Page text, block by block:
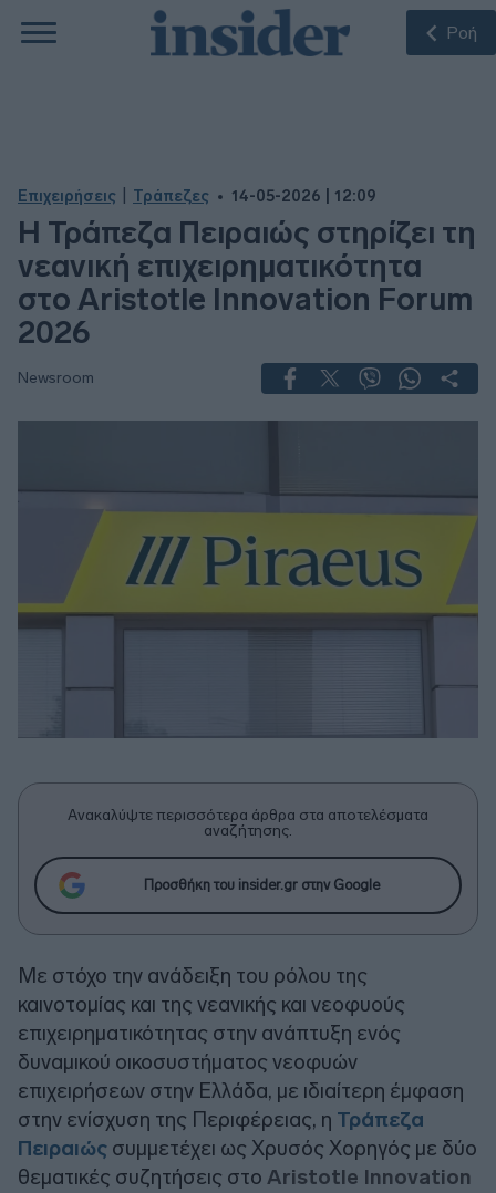
Ροή
Επιχειρήσεις Τράπεζες 14-05-2026 | 12:09
Η Τράπεζα Πειραιώς στηρίζει τη
νεανική επιχειρηματικότητα
στο Aristotle Innovation Forum
2026
Newsroom
Ανακαλύψτε περισσότερα άρθρα στα αποτελέσματα
αναζήτησης.
Προσθήκη του insider.gr στην Google
Με στόχο την ανάδειξη του ρόλου της
καινοτομίας και της νεανικής και νεοφυούς
επιχειρηματικότητας στην ανάπτυξη ενός
δυναμικού οικοσυστήματος νεοφυών
επιχειρήσεων στην Ελλάδα, με ιδιαίτερη έμφαση
στην ενίσχυση της Περιφέρειας, η Τράπεζα
Πειραιώς συμμετέχει ως Χρυσός Χορηγός με δύο
θεματικές συζητήσεις στο Aristotle Innovation